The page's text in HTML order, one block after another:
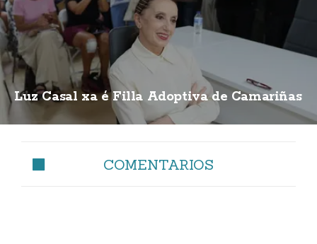
Luz Casal xa é Filla Adoptiva de Camariñas
COMENTARIOS